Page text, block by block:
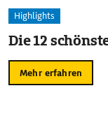
Highlights
Die 12
Mehr erfahren